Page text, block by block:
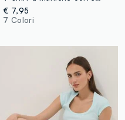
€ 7,95
7 Colori